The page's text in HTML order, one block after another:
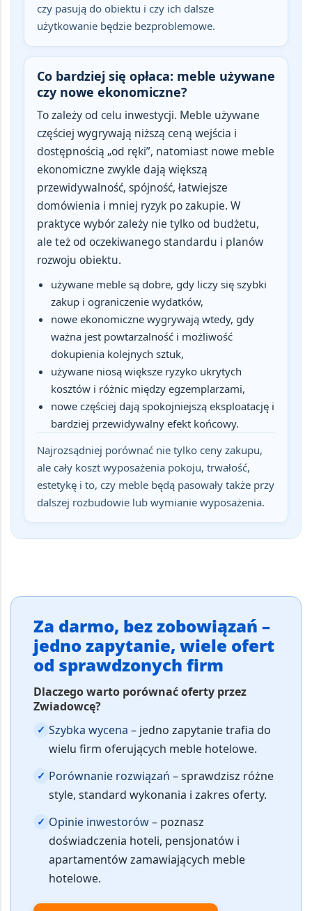
czy pasują do obiektu i czy ich dalsze
użytkowanie będzie bezproblemowe.
Co bardziej się opłaca: meble używane
czy nowe ekonomiczne?
To zależy od celu inwestycji. Meble używane
częściej wygrywają niższą ceną wejścia i
dostępnością „od ręki”, natomiast nowe meble
ekonomiczne zwykle dają większą
przewidywalność, spójność, łatwiejsze
domówienia i mniej ryzyk po zakupie. W
praktyce wybór zależy nie tylko od budżetu,
ale też od oczekiwanego standardu i planów
rozwoju obiektu.
używane meble są dobre, gdy liczy się szybki
zakup i ograniczenie wydatków,
nowe ekonomiczne wygrywają wtedy, gdy
ważna jest powtarzalność i możliwość
dokupienia kolejnych sztuk,
używane niosą większe ryzyko ukrytych
kosztów i różnic między egzemplarzami,
nowe częściej dają spokojniejszą eksploatację i
bardziej przewidywalny efekt końcowy.
Najrozsądniej porównać nie tylko ceny zakupu,
ale cały koszt wyposażenia pokoju, trwałość,
estetykę i to, czy meble będą pasowały także przy
dalszej rozbudowie lub wymianie wyposażenia.
Za darmo, bez zobowiązań –
jedno zapytanie, wiele ofert
od sprawdzonych firm
Dlaczego warto porównać oferty przez
Zwiadowcę?
✓ Szybka wycena – jedno zapytanie trafia do
wielu firm oferujących meble hotelowe.
✓ Porównanie rozwiązań – sprawdzisz różne
style, standard wykonania i zakres oferty.
✓ Opinie inwestorów– poznasz
doświadczenia hoteli, pensjonatów i
apartamentów zamawiających meble
hotelowe.